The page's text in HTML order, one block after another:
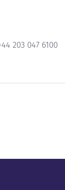
203 047 6100